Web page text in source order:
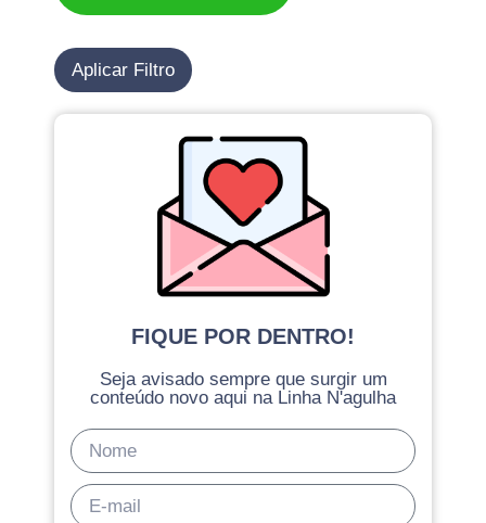
Aplicar Filtro
FIQUE POR DENTRO!
Seja avisado sempre que surgir um
conteúdo novo aqui na Linha N'agulha